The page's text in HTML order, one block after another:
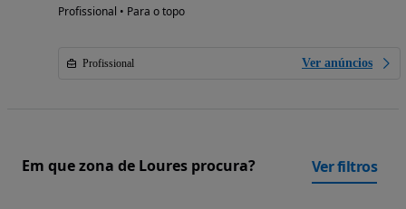
Profissional • Para o topo
Profissional Ver anúncios
Em que zona de Loures procura? Ver filtros